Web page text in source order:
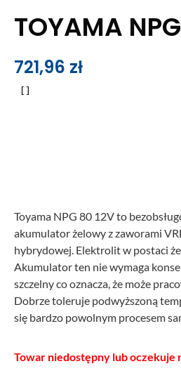
TOYAMA
721,96 zł
Toyama NPG 80 12V to
akumulator żelowy z zaworami
hybrydowej. Elektrolit w postaci
Akumulator ten nie wymaga
szczelny co oznacza, że może
Dobrze toleruje podwyższoną
się bardzo powolnym procesem
Towar niedostępny lub oczekuje